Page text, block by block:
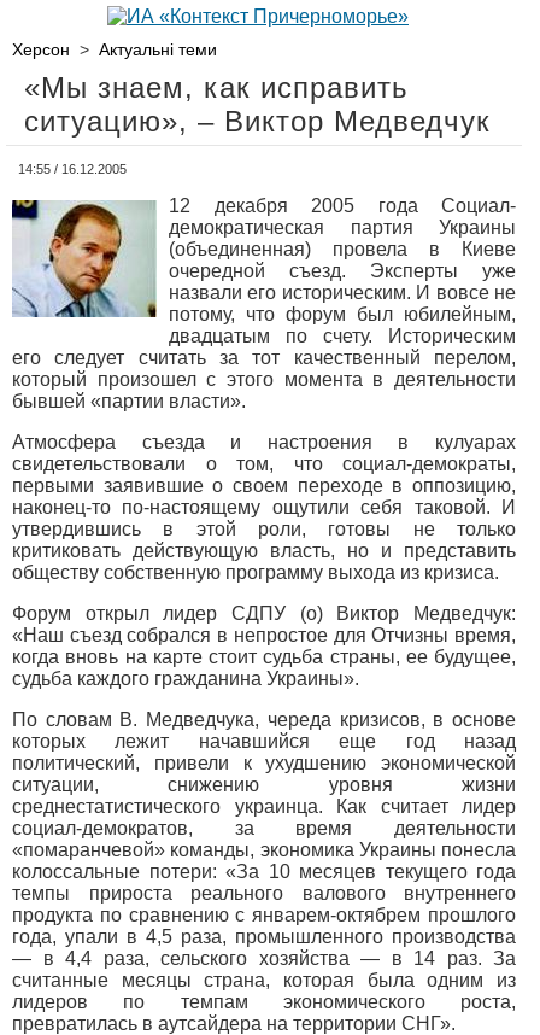
Херсон > Актуальні теми
«Мы знаем, как исправить
ситуацию», – Виктор Медведчук
14:55 / 16.12.2005
12 декабря 2005 года Социал-
демократическая партия Украины
(объединенная) провела в Киеве
очередной съезд. Эксперты уже
назвали его историческим. И вовсе не
потому, что форум был юбилейным,
двадцатым по счету. Историческим
его следует считать за тот качественный перелом,
который произошел с этого момента в деятельности
бывшей «партии власти».
Атмосфера съезда и настроения в кулуарах
свидетельствовали о том, что социал-демократы,
первыми заявившие о своем переходе в оппозицию,
наконец-то по-настоящему ощутили себя таковой. И
утвердившись в этой роли, готовы не только
критиковать действующую власть, но и представить
обществу собственную программу выхода из кризиса.
Форум открыл лидер СДПУ (о) Виктор Медведчук:
«Наш съезд собрался в непростое для Отчизны время,
когда вновь на карте стоит судьба страны, ее будущее,
судьба каждого гражданина Украины».
По словам В. Медведчука, череда кризисов, в основе
которых лежит начавшийся еще год назад
политический, привели к ухудшению экономической
ситуации, снижению уровня жизни
среднестатистического украинца. Как считает лидер
социал-демократов, за время деятельности
«помаранчевой» команды, экономика Украины понесла
колоссальные потери: «За 10 месяцев текущего года
темпы прироста реального валового внутреннего
продукта по сравнению с январем-октябрем прошлого
года, упали в 4,5 раза, промышленного производства
— в 4,4 раза, сельского хозяйства — в 14 раз. За
считанные месяцы страна, которая была одним из
лидеров по темпам экономического роста,
превратилась в аутсайдера на территории СНГ».